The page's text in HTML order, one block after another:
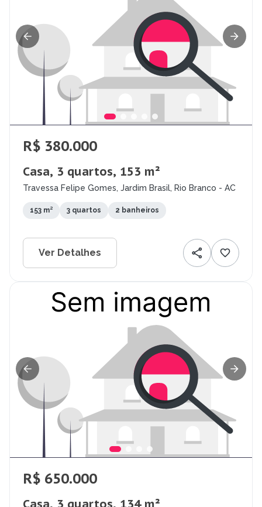
R$ 380.000
Casa, 3 quartos, 153 m²
Travessa Felipe Gomes, Jardim Brasil, Rio Branco - AC
153 m² 3 quartos 2 banheiros
Ver Detalhes
R$ 650.000